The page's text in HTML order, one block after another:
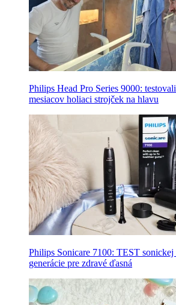
Philips Head Pro Series 9000:
mesiacov holiaci strojček na hlavu
Philips Sonicare 7100: TEST
generácie pre zdravé ďasná